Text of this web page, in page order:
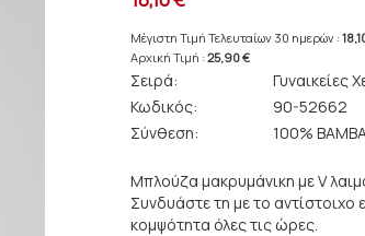
Μέγιστη Τιμή Τελευταίων 30 ημερών :
Αρχική Τιμή :25,90 €
Σειρά:
Γυναικείες
Κωδικός:
90-52662
Σύνθεση:
100%
Μπλούζα μακρυμάνικη με V
Συνδυάστε τη με το αντίστοιχο
κομψότητα όλες τις ώρες.